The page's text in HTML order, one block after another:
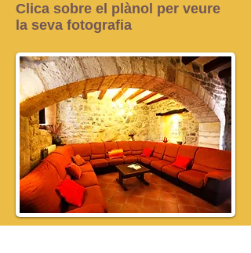
Clica sobre el plànol per veure
la seva fotografia